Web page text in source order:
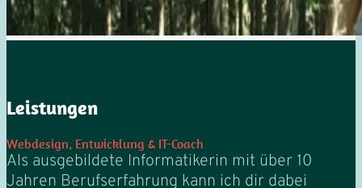
Leistungen
Webdesign, Entwicklung & IT-Coach
Als ausgebildete Informatikerin mit über 10
Jahren Berufserfahrung kann ich dir dabei